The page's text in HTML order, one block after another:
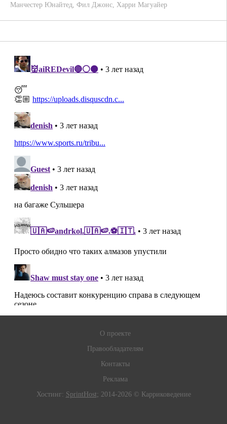
Манчестер Юнайтед, Фил Джонс, Харри Магуайер
О проекте
Правообладателям
Контакты
Реклама
Хостинг: SprintHost; 2014-2026 © Карриковедение